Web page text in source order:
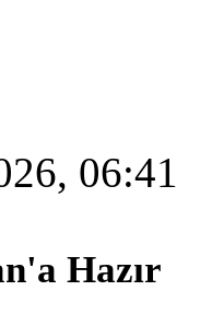
06:41
Hazır